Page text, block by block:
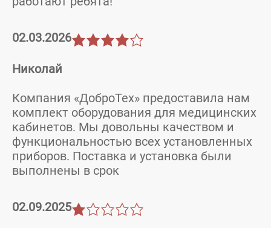
02.03.2026
Николай
Компания «ДоброТех» предоставила нам
комплект оборудования для медицинских
кабинетов. Мы довольны качеством и
функциональностью всех установленных
приборов. Поставка и установка были
выполнены в срок
02.09.2025